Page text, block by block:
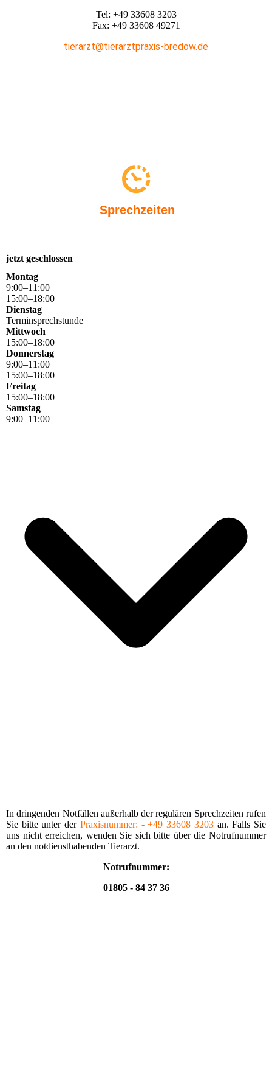
Tel: +49 33608 3203
Fax: +49 33608 49271
tierarzt@tierarztpraxis-bredow.de
Sprechzeiten
jetzt geschlossen
Montag
9:00–11 :00
15:00–18:00
Dienstag
Terminsprechstunde
Mittwoch
15:00–18:00
Donnerstag
9:00–11 :00
15:00–18:00
Freitag
15:00–18:00
Samstag
9:00–11 :00
In dringenden Notfällen außerhalb der regu­lären Sprechzeiten rufen
Sie bitte unter der Praxis­nummer: - +49 33608 3203 an. Falls Sie
uns nicht erreichen, wenden Sie sich bitte über die Notrufnummer
an den notdiensthabenden Tierarzt.
Notrufnummer:
01805 - 84 37 36